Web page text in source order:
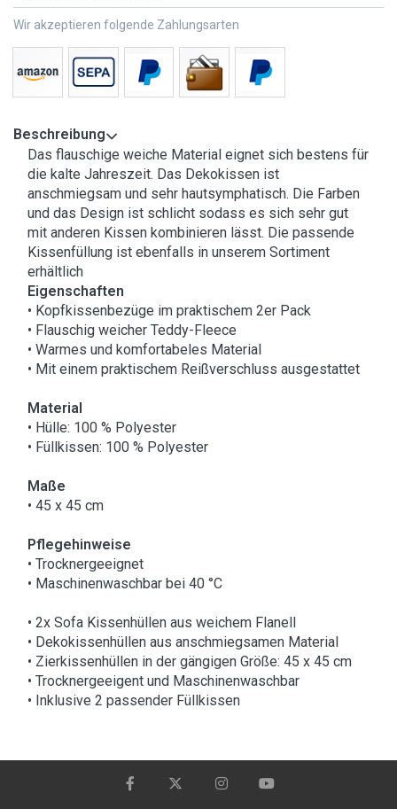
Wir akzeptieren folgende Zahlungsarten
Beschreibung
Das flauschige weiche Material eignet sich bestens für
die kalte Jahreszeit. Das Dekokissen ist
anschmiegsam und sehr hautsymphatisch. Die Farben
und das Design ist schlicht sodass es sich sehr gut
mit anderen Kissen kombinieren lässt. Die passende
Kissenfüllung ist ebenfalls in unserem Sortiment
erhältlich
Eigenschaften
• Kopfkissenbezüge im praktischem 2er Pack
• Flauschig weicher Teddy-Fleece
• Warmes und komfortabeles Material
• Mit einem praktischem Reißverschluss ausgestattet
Material
• Hülle: 100 % Polyester
• Füllkissen: 100 % Polyester
Maße
• 45 x 45 cm
Pflegehinweise
• Trocknergeeignet
• Maschinenwaschbar bei 40 °C
• 2x Sofa Kissenhüllen aus weichem Flanell
• Dekokissenhüllen aus anschmiegsamen Material
• Zierkissenhüllen in der gängigen Größe: 45 x 45 cm
• Trocknergeeigent und Maschinenwaschbar
• Inklusive 2 passender Füllkissen